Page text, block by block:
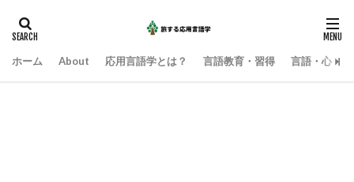
ホーム About 応用言語学とは？ 言語教育・習得 言語・心・